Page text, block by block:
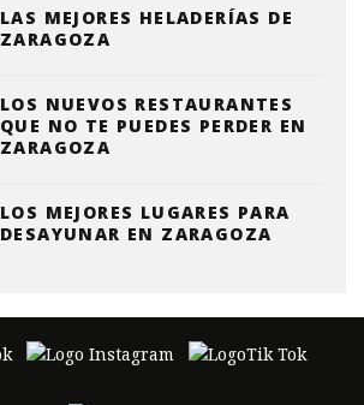
LAS MEJORES HELADERÍAS DE
ZARAGOZA
LOS NUEVOS RESTAURANTES
QUE NO TE PUEDES PERDER EN
ZARAGOZA
LOS MEJORES LUGARES PARA
DESAYUNAR EN ZARAGOZA